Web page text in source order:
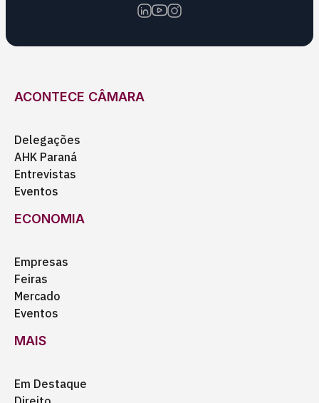
ACONTECE CÂMARA
Delegações
AHK Paraná
Entrevistas
Eventos
ECONOMIA
Empresas
Feiras
Mercado
Eventos
MAIS
Em Destaque